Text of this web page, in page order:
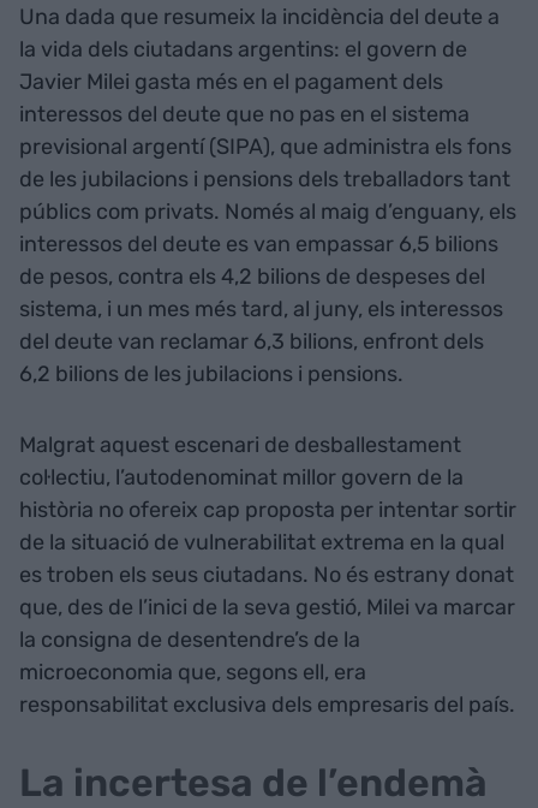
Una dada que resumeix la incidència del deute a
la vida dels ciutadans argentins: el govern de
Javier Milei gasta més en el pagament dels
interessos del deute que no pas en el sistema
previsional argentí (SIPA), que administra els fons
de les jubilacions i pensions dels treballadors tant
públics com privats. Només al maig d’enguany, els
interessos del deute es van empassar 6,5 bilions
de pesos, contra els 4,2 bilions de despeses del
sistema, i un mes més tard, al juny, els interessos
del deute van reclamar 6,3 bilions, enfront dels
6,2 bilions de les jubilacions i pensions.
Malgrat aquest escenari de desballestament
col·lectiu, l’autodenominat millor govern de la
història no ofereix cap proposta per intentar sortir
de la situació de vulnerabilitat extrema en la qual
es troben els seus ciutadans. No és estrany donat
que, des de l’inici de la seva gestió, Milei va marcar
la consigna de desentendre’s de la
microeconomia que, segons ell, era
responsabilitat exclusiva dels empresaris del país.
La incertesa de l’endemà